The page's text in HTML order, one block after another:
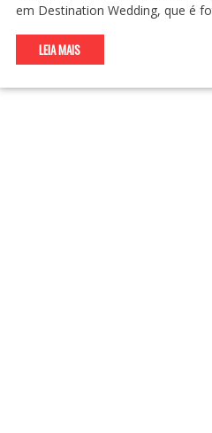
em Destination Wedding, que é
LEIA MAIS